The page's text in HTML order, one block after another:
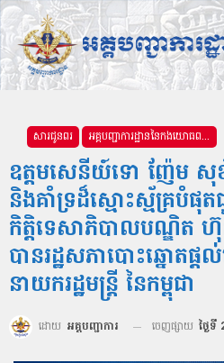
សារជូនពរ អគ្គបញ្ជាការដ្ឋាននៃកងយោធពលខេមរភូមិន្ទ
ឧត្ដមសេនីយ៍ទោ ញ៉ែម សុ
និងគាំទ្រដ៏ស្មោះស្ម័គ្របំផុ
កិត្តិទេសាភិបាលបណ្ឌិត
បានរដ្ឋសភាបោះឆ្នោតផ្ត
នាយករដ្ឋមន្ត្រី នៃកម្ពុជា
ដោយ អគ្គបញ្ជាការ ចេញផ្សាយ ថ្ងៃ